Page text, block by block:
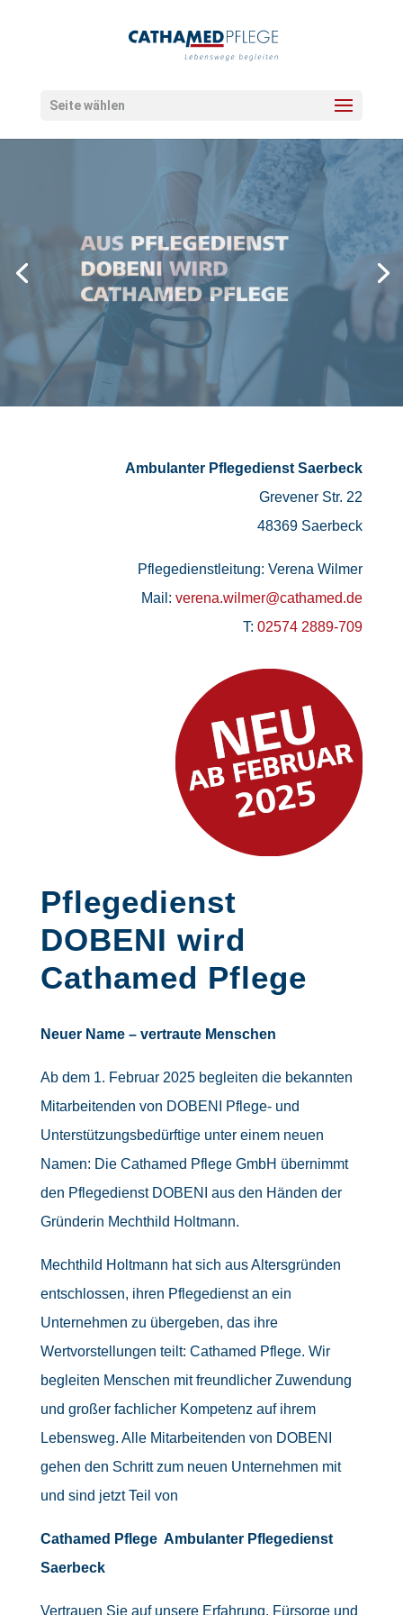
Seite wählen
Ambulanter Pflegedienst Saerbeck
Grevener Str. 22
48369 Saerbeck
Pflegedienstleitung: Verena Wilmer
Mail:verena.wilmer@cathamed.de
T:02574 2889-709
Pflegedienst
DOBENI wird
Cathamed Pflege
Neuer Name – vertraute Menschen
Ab dem 1. Februar 2025 begleiten die bekannten
Mitarbeitenden von DOBENI Pflege- und
Unterstützungsbedürftige unter einem neuen
Namen: Die Cathamed Pflege GmbH übernimmt
den Pflegedienst DOBENI aus den Händen der
Gründerin Mechthild Holtmann.
Mechthild Holtmann hat sich aus Altersgründen
entschlossen, ihren Pflegedienst an ein
Unternehmen zu übergeben, das ihre
Wertvorstellungen teilt: Cathamed Pflege. Wir
begleiten Menschen mit freundlicher Zuwendung
und großer fachlicher Kompetenz auf ihrem
Lebensweg. Alle Mitarbeitenden von DOBENI
gehen den Schritt zum neuen Unternehmen mit
und sind jetzt Teil von
Cathamed Pflege Ambulanter Pflegedienst
Saerbeck
Vertrauen Sie auf unsere Erfahrung, Fürsorge und